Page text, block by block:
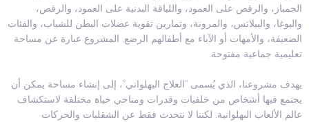
الجمباز، والرقص على العمود، واللياقة البدنية على العمود، والرقص،
واليوغا، والبيلاتس، والمرونة، وتمارين تقوية عضلات البطن للشباب، والفئات
الضعيفة، والأمهات أو الآباء مع أطفالهم الرضع. المشروع عبارة عن مساحة
تعليمية جماعية مفتوحة.
يهدف مشروعنا، الذي يُسمى “العلاج البهلواني”، إلى إنشاء مساحة يمكن أن
يجتمع فيها أشخاص من خلفيات وقدرات ومناحي حياة مختلفة لاستكشاف
عالم الألعاب البهلوانية. لكننا لا نتحدث فقط عن الشقلبات والحركات